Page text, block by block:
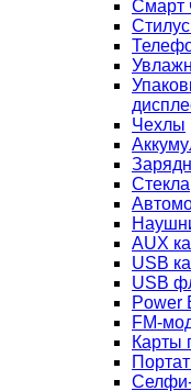
Смарт
Чехлы
Стекла
AUX
USB
USB
Power
FM-
Карты